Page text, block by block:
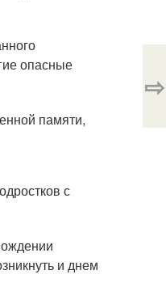
опасные
памяти,
с
и днем
⇨